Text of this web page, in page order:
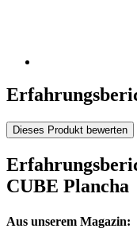
Dieses Produkt bewerten
CUBE Plancha
Aus unserem Magazin: